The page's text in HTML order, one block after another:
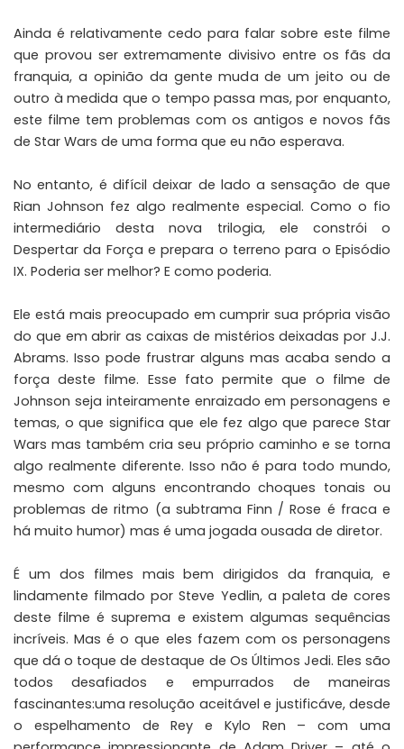
Ainda é relativamente cedo para falar sobre este filme
que provou ser extremamente divisivo entre os fãs da
franquia, a opinião da gente muda de um jeito ou de
outro à medida que o tempo passa mas, por enquanto,
este filme tem problemas com os antigos e novos fãs
de Star Wars de uma forma que eu não esperava.
No entanto, é difícil deixar de lado a sensação de que
Rian Johnson fez algo realmente especial. Como o fio
intermediário desta nova trilogia, ele constrói o
Despertar da Força e prepara o terreno para o Episódio
IX. Poderia ser melhor? E como poderia.
Ele está mais preocupado em cumprir sua própria visão
do que em abrir as caixas de mistérios deixadas por J.J.
Abrams. Isso pode frustrar alguns mas acaba sendo a
força deste filme. Esse fato permite que o filme de
Johnson seja inteiramente enraizado em personagens e
temas, o que significa que ele fez algo que parece Star
Wars mas também cria seu próprio caminho e se torna
algo realmente diferente. Isso não é para todo mundo,
mesmo com alguns encontrando choques tonais ou
problemas de ritmo (a subtrama Finn / Rose é fraca e
há muito humor) mas é uma jogada ousada de diretor.
É um dos filmes mais bem dirigidos da franquia, e
lindamente filmado por Steve Yedlin, a paleta de cores
deste filme é suprema e existem algumas sequências
incríveis. Mas é o que eles fazem com os personagens
que dá o toque de destaque de Os Últimos Jedi. Eles são
todos desafiados e empurrados de maneiras
fascinantes:uma resolução aceitável e justificáve, desde
o espelhamento de Rey e Kylo Ren – com uma